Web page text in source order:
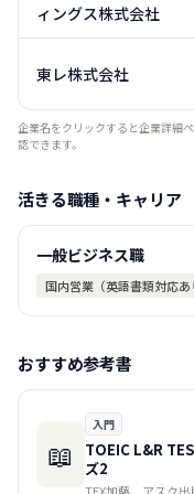
ィングス株式会社
東レ株式会社
企業名をクリックすると企業詳細
認できます。
活きる職種・キャリア
一般ビジネス職
国内営業（英語書類対応あ
おすすめ参考書
📖
入門
TOEIC L&R
ズ2